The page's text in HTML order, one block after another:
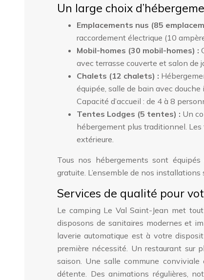
Un large choix
Emplacements nus (85
raccordement électrique (10
Mobil-homes (30 mobil-homes) :
avec terrasse couverte et salon de
Chalets (12 chalets) :
équipée, salle de bain avec
Capacité d’accueil : de 4 à 8
Tentes Lodges (5 tentes) : Un
hébergement plus traditionnel. Les
extérieure.
Tous nos hébergements sont
gratuite. L’ensemble de nos
Services de qualité pour
Le camping Le Val Saint-Jean met
disposons de sanitaires modernes et
laverie automatique est à votre
première nécessité. Un restaurant sur
saison. Une salle commune
détente. Des animations régulières,